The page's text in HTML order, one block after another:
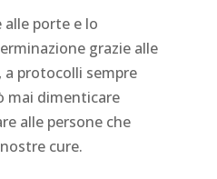
alle porte e lo
grazie alle
a protocolli sempre
mai dimenticare
alle persone che
cure.